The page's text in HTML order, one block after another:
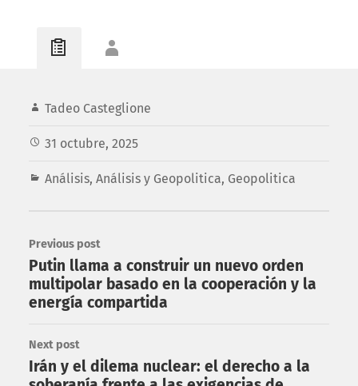
Tadeo Casteglione
31 octubre, 2025
Análisis, Análisis y Geopolitica, Geopolitica
Previous post
Putin llama a construir un nuevo orden
multipolar basado en la cooperación y la
energía compartida
Next post
Irán y el dilema nuclear: el derecho a la